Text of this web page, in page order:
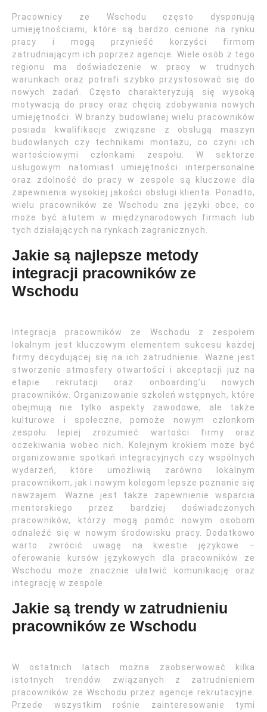
Pracownicy ze Wschodu często dysponują
umiejętnościami, które są bardzo cenione na rynku
pracy i mogą przynieść korzyści firmom
zatrudniającym ich poprzez agencje. Wiele osób z tego
regionu ma doświadczenie w pracy w trudnych
warunkach oraz potrafi szybko przystosować się do
nowych zadań. Często charakteryzują się wysoką
motywacją do pracy oraz chęcią zdobywania nowych
umiejętności. W branży budowlanej wielu pracowników
posiada kwalifikacje związane z obsługą maszyn
budowlanych czy technikami montażu, co czyni ich
wartościowymi członkami zespołu. W sektorze
usługowym natomiast umiejętności interpersonalne
oraz zdolność do pracy w zespole są kluczowe dla
zapewnienia wysokiej jakości obsługi klienta. Ponadto,
wielu pracowników ze Wschodu zna języki obce, co
może być atutem w międzynarodowych firmach lub
tych działających na rynkach zagranicznych.
Jakie są najlepsze metody
integracji pracowników ze
Wschodu
Integracja pracowników ze Wschodu z zespołem
lokalnym jest kluczowym elementem sukcesu każdej
firmy decydującej się na ich zatrudnienie. Ważne jest
stworzenie atmosfery otwartości i akceptacji już na
etapie rekrutacji oraz onboarding’u nowych
pracowników. Organizowanie szkoleń wstępnych, które
obejmują nie tylko aspekty zawodowe, ale także
kulturowe i społeczne, pomoże nowym członkom
zespołu lepiej zrozumieć wartości firmy oraz
oczekiwania wobec nich. Kolejnym krokiem może być
organizowanie spotkań integracyjnych czy wspólnych
wydarzeń, które umożliwią zarówno lokalnym
pracownikom, jak i nowym kolegom lepsze poznanie się
nawzajem. Ważne jest także zapewnienie wsparcia
mentorskiego przez bardziej doświadczonych
pracowników, którzy mogą pomóc nowym osobom
odnaleźć się w nowym środowisku pracy. Dodatkowo
warto zwrócić uwagę na kwestie językowe –
oferowanie kursów językowych dla pracowników ze
Wschodu może znacznie ułatwić komunikację oraz
integrację w zespole.
Jakie są trendy w zatrudnieniu
pracowników ze Wschodu
W ostatnich latach można zaobserwować kilka
istotnych trendów związanych z zatrudnieniem
pracowników ze Wschodu przez agencje rekrutacyjne.
Przede wszystkim rośnie zainteresowanie tymi